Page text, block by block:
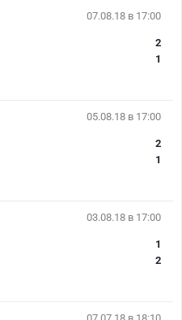
07.08.18 в 17:00
2
1
05.08.18 в 17:00
2
1
03.08.18 в 17:00
1
2